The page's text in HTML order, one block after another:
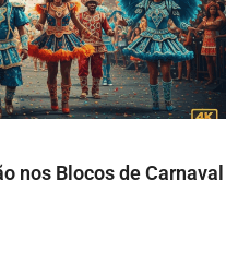
nos Blocos de Carnaval